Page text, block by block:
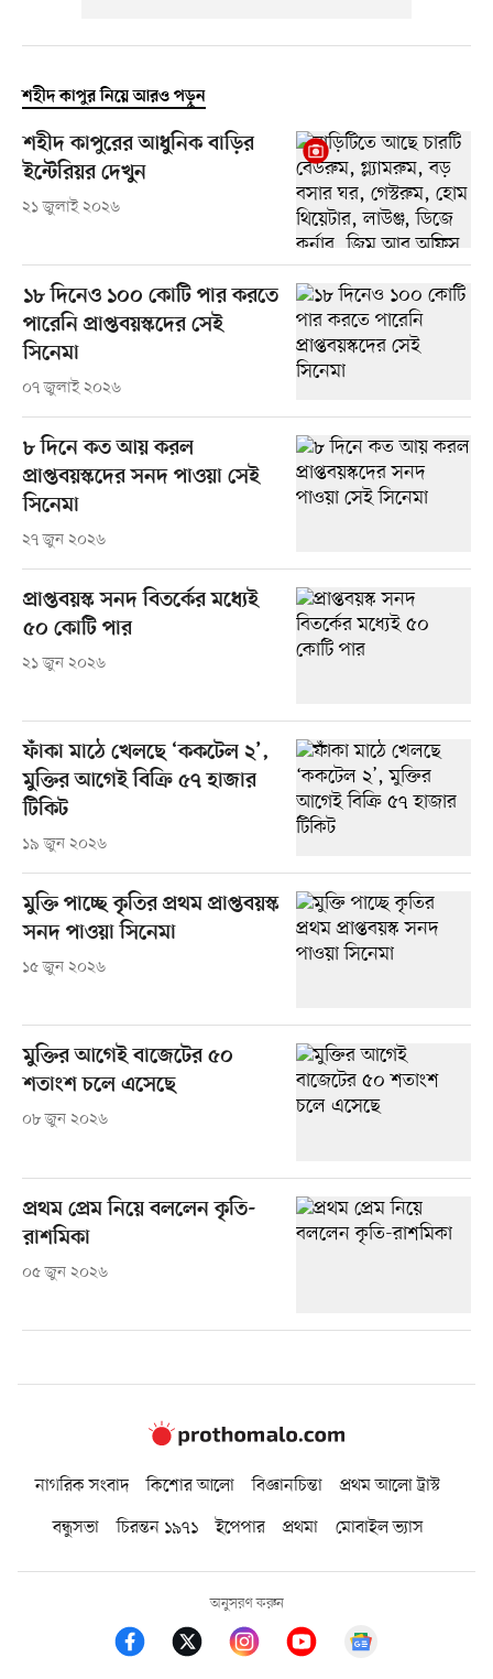
শহীদ কাপুর নিয়ে আরও পড়ুন
শহীদ কাপুরের আধুনিক বাড়ির
ইন্টেরিয়র দেখুন
২১ জুলাই ২০২৬
১৮ দিনেও ১০০ কোটি পার করতে
পারেনি প্রাপ্তবয়স্কদের সেই
সিনেমা
০৭ জুলাই ২০২৬
৮ দিনে কত আয় করল
প্রাপ্তবয়স্কদের সনদ পাওয়া সেই
সিনেমা
২৭ জুন ২০২৬
প্রাপ্তবয়স্ক সনদ বিতর্কের মধ্যেই
৫০ কোটি পার
২১ জুন ২০২৬
ফাঁকা মাঠে খেলছে ‘ককটেল ২’,
মুক্তির আগেই বিক্রি ৫৭ হাজার
টিকিট
১৯ জুন ২০২৬
মুক্তি পাচ্ছে কৃতির প্রথম প্রাপ্তবয়স্ক
সনদ পাওয়া সিনেমা
১৫ জুন ২০২৬
মুক্তির আগেই বাজেটের ৫০
শতাংশ চলে এসেছে
০৮ জুন ২০২৬
প্রথম প্রেম নিয়ে বললেন কৃতি-
রাশমিকা
০৫ জুন ২০২৬
নাগরিক সংবাদ কিশোর আলো বিজ্ঞানচিন্তা
প্রথম আলো ট্রাস্ট
বন্ধুসভা
চিরন্তন ১৯৭১ ইপেপার প্রথমা মোবাইল ভ্যাস
অনুসরণ করুন